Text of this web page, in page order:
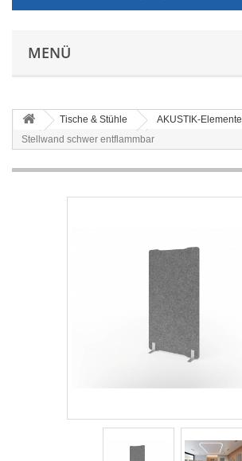
MENÜ
Tische & Stühle AKUSTIK-Elemente
Stellwand schwer entflammbar